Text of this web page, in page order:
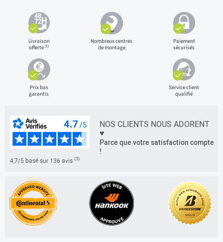
Livraison
offerte(1)
Nombreux centres
de montage
Paiement
sécurisés
Prix bas
garantis
Service client
qualifié
NOS CLIENTS NOUS ADORENT
♥
Parce que votre satisfaction compte
!
4,7/5 basé sur 136 avis (3)